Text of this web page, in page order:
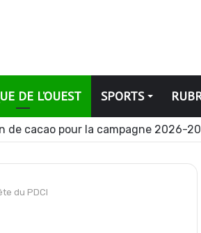
DE L’OUEST SPORTS
de cacao pour la campagne 2026-
du PDCI